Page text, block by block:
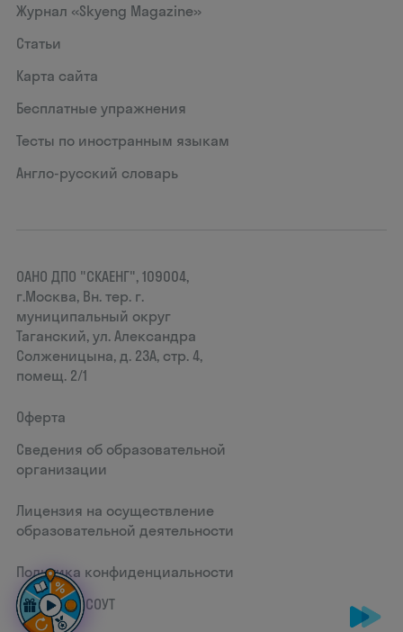
Журнал «Skyeng Magazine»
Статьи
Карта сайта
Бесплатные упражнения
Тесты по иностранным языкам
Англо-русский словарь
ОАНО ДПО "СКАЕНГ", 109004,
г.Москва, Вн. тер. г.
муниципальный округ
Таганский, ул. Александра
Солженицына, д. 23А, стр. 4,
помещ. 2/1
Оферта
Сведения об образовательной
организации
Лицензия на осуществление
образовательной деятельности
Политика конфиденциальности
Документ СОУТ